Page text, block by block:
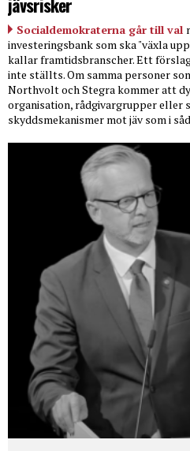
Socialdemokraterna går till val
investeringsbank som ska "växla
kallar framtidsbranscher. Ett
inte ställts. Om samma personer
Northvolt och Stegra kommer att
organisation, rådgivargrupper eller
skyddsmekanismer mot jäv som i